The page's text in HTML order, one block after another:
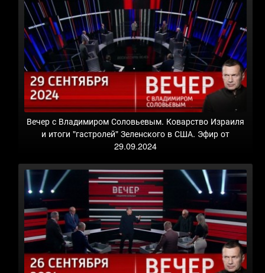
Вечер с Владимиром Соловьевым. Коварство Израиля
и итоги "гастролей" Зеленского в США. Эфир от
29.09.2024